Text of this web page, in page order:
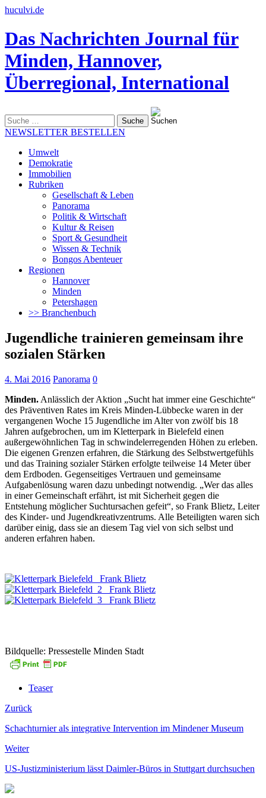
huculvi.de
Das Nachrichten Journal für
Minden, Hannover,
Überregional, International
nach:
NEWSLETTER BESTELLEN
Umwelt
Demokratie
Immobilien
Rubriken
Gesellschaft & Leben
Panorama
Politik & Wirtschaft
Kultur & Reisen
Sport & Gesundheit
Wissen & Technik
Bongos Abenteuer
Regionen
Hannover
Minden
Petershagen
>> Branchenbuch
Jugendliche trainieren gemeinsam ihre
sozialen Stärken
4. Mai 2016 Panorama 0
Minden. Anlässlich der Aktion „Sucht hat immer eine Geschichte“
des Präventiven Rates im Kreis Minden-Lübbecke waren in der
vergangenen Woche 15 Jugendliche im Alter von zwölf bis 18
Jahren aufgebrochen, um im Kletterpark in Bielefeld einen
außergewöhnlichen Tag in schwindelerregenden Höhen zu erleben.
Die eigenen Grenzen erfahren, die Stärkung des Selbstwertgefühls
und das Training sozialer Stärken erfolgte teilweise 14 Meter über
dem Erdboden. Gegenseitiges Vertrauen und gemeinsame
Aufgabenlösung waren dazu unbedingt notwendig. „Wer das alles
in einer Gemeinschaft erfährt, ist mit Sicherheit gegen die
Entstehung möglicher Suchtursachen gefeit“, so Frank Blietz, Leiter
des Kinder- und Jugendkreativzentrums. Alle Beteiligten waren sich
darüber einig, dass sie an diesem Tag viel von sich selbst und
anderen erfahren haben.
Bildquelle: Pressestelle Minden Stadt
Teaser
Zurück
Schachturnier als integrative Intervention im Mindener Museum
Weiter
US-Justizministerium lässt Daimler-Büros in Stuttgart durchsuchen